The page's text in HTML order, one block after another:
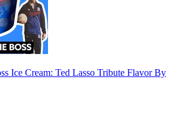
Ice Cream: Ted Lasso Tribute Flavor By